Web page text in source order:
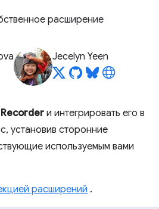
расширение
Jecelyn Yeen
Recorder и интегрировать его в
установив сторонние
используемым вами
расширений .